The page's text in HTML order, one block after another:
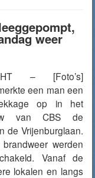
weer
– [Foto’s]
een man een
op in het
van CBS de
de Vrijenburglaan.
werden
Vanaf de
lokalen en langs